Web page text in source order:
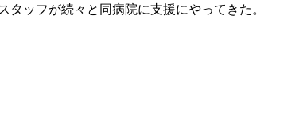
ッフが続々と同病院に支援にやってきた。